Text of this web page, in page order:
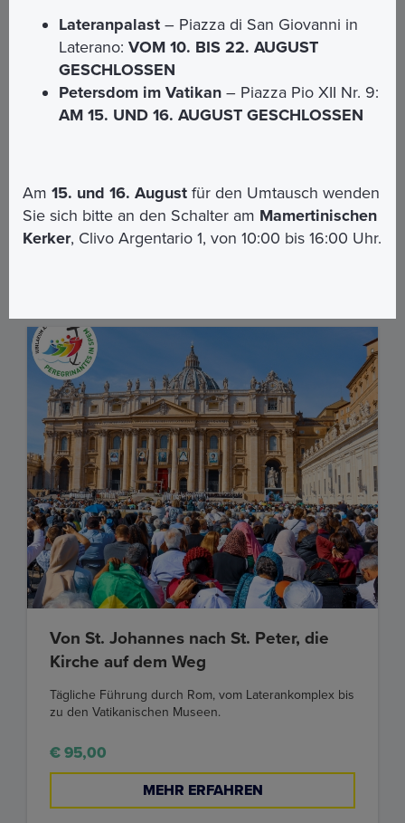
Lateranpalast und Katakomben des
Heiligen Sebastian
Entdecken Sie das Herz des christlichen Glaubens auf
einer einzigartigen Reise, die Geschichte, Spiritualität
und Schönheit vereint. Dieses Erlebnis umfasst den
Besuch des Lateranpalastes mit Audioguide sowie
€ 22.00
Von St. Johannes nach St. Peter, die
Kirche auf dem Weg
Tägliche Führung durch Rom, vom Laterankomplex bis
zu den Vatikanischen Museen.
€ 95,00
MEHR ERFAHREN
Lateranpalast – Piazza di San Giovanni in
Laterano:VOM 10. BIS 22. AUGUST
GESCHLOSSEN
Petersdom im Vatikan – Piazza Pio XII Nr. 9:
AM 15. UND 16. AUGUST GESCHLOSSEN
Am15. und 16. Augustfür den Umtausch wenden
Sie sich bitte an den Schalter am Mamertinischen
Kerker, Clivo Argentario 1, von 10:00 bis 16:00 Uhr.